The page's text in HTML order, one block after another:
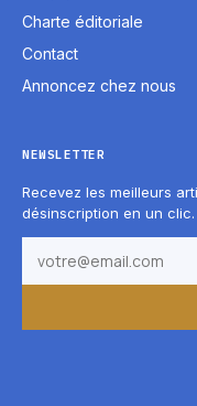
Charte éditoriale
Contact
Annoncez chez nous
NEWSLETTER
Recevez les meilleurs
désinscription en un clic.